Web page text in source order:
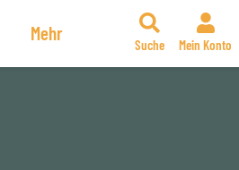
Mehr
Suche Mein Konto